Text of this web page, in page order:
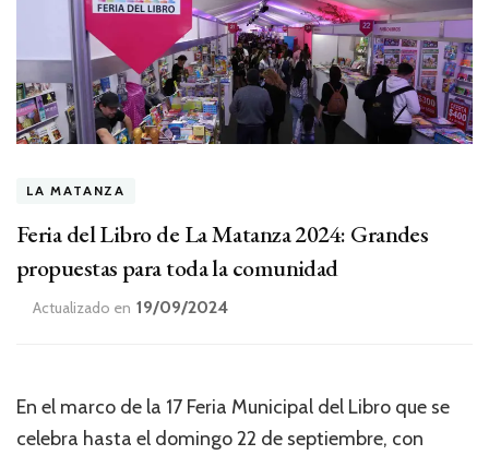
LA MATANZA
Feria del Libro de La Matanza 2024: Grandes
propuestas para toda la comunidad
Actualizado en 19/09/2024
En el marco de la 17 Feria Municipal del Libro que se
celebra hasta el domingo 22 de septiembre, con